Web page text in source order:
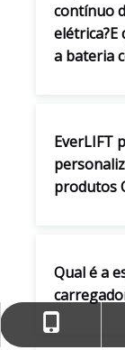
contínuo
a bateria
EverLIFT
produtos
Qual é a